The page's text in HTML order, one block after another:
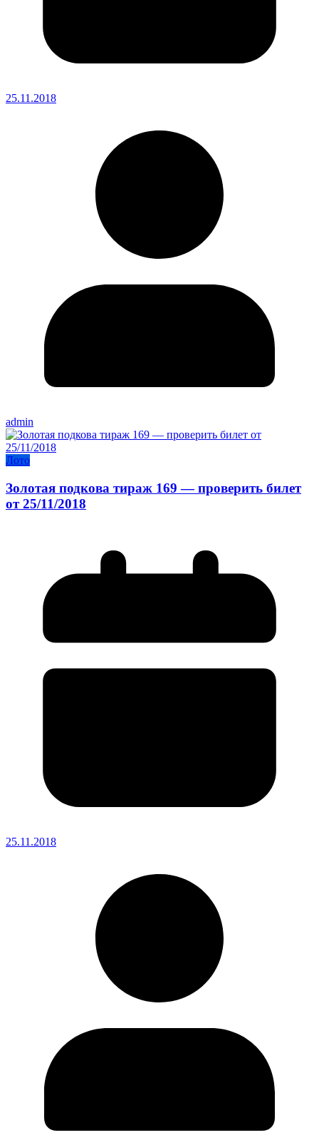
25.11.2018
admin
Лото
Золотая подкова тираж 169 — проверить билет
от 25/11/2018
25.11.2018